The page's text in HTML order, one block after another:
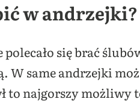
w andrzejki?
się brać
same andrzejki
to najgorszy możliwy